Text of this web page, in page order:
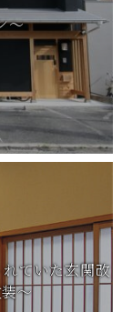
～
ていた玄関改
～